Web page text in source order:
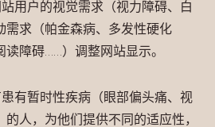
用户的视觉需求（视力障碍、白
需求（帕金森病、多发性硬化
障碍……）调整网站显示。
有暂时性疾病（眼部偏头痛、视
人，为他们提供不同的适应性，